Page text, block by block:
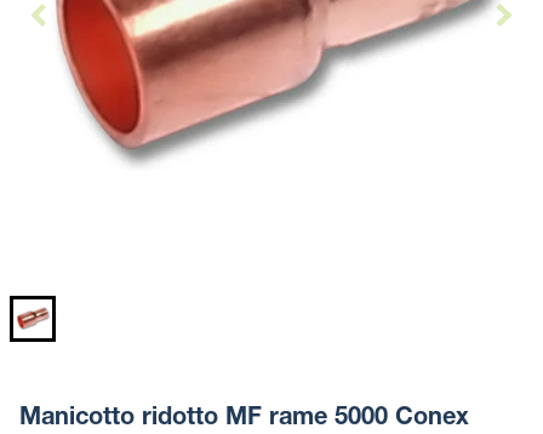
Manicotto ridotto MF rame 5000 Conex